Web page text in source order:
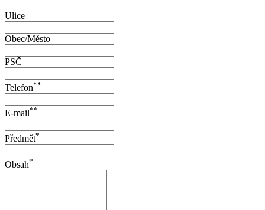
Ulice
Obec/Město
PSČ
Telefon**
E-mail**
Předmět*
Obsah*